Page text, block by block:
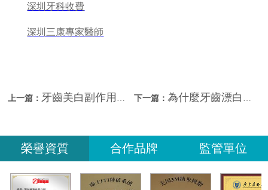
深圳牙科收費
深圳三康專家醫師
上一篇： 牙齒美白副作用？—深圳三康口腔 下一篇： 為什麼牙齒漂白劑能夠讓牙齒變白？
榮譽資質 合作品牌 監管單位